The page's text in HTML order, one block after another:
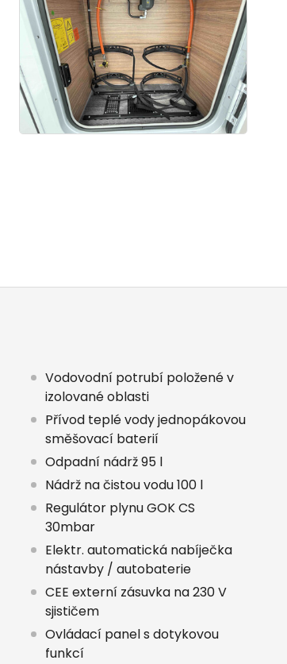
Vodovodní potrubí položené v
izolované oblasti
Přívod teplé vody jednopákovou
směšovací baterií
Odpadní nádrž 95 l
Nádrž na čistou vodu 100 l
Regulátor plynu GOK CS
30mbar
Elektr. automatická nabíječka
nástavby / autobaterie
CEE externí zásuvka na 230 V
sjističem
Ovládací panel s dotykovou
funkcí